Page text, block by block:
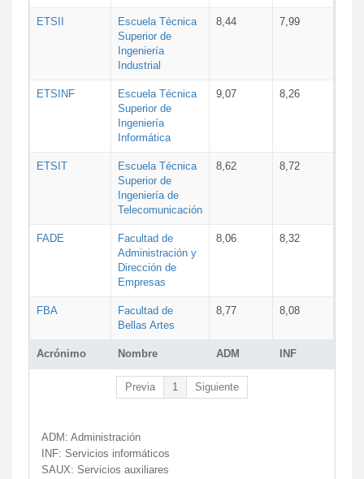
Acrónimo Nombre ADM INF
ETSII
Escuela Técnica
Superior de
Ingeniería
Industrial
8,44 7,99
ETSINF
Escuela Técnica
Superior de
Ingeniería
Informática
9,07 8,26
ETSIT
Escuela Técnica
Superior de
Ingeniería de
Telecomunicación
8,62 8,72
FADE
Facultad de
Administración y
Dirección de
Empresas
8,06 8,32
FBA
Facultad de
Bellas Artes
8,77 8,08
Previa 1 Siguiente
ADM: Administración
INF: Servicios informáticos
SAUX: Servicios auxiliares